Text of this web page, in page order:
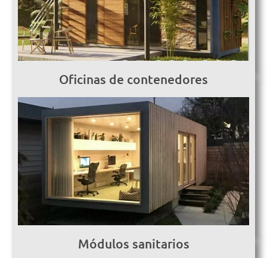
Oficinas de contenedores
Módulos sanitarios